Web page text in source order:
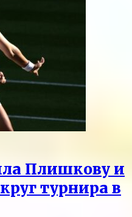
Плишкову и
турнира в